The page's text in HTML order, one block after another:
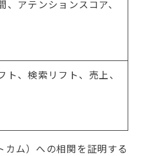
、アテンションスコア、
ト、検索リフト、売上、
カム）への相関を証明する